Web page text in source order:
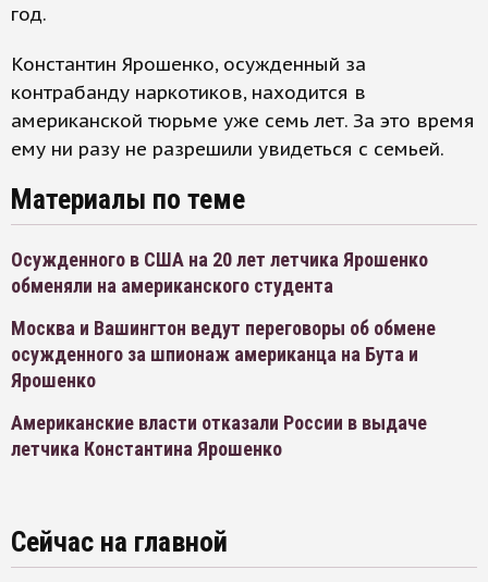
год.
Константин Ярошенко, осужденный за
контрабанду наркотиков, находится в
американской тюрьме уже семь лет. За это время
ему ни разу не разрешили увидеться с семьей.
Материалы по теме
Осужденного в США на 20 лет летчика Ярошенко
обменяли на американского студента
Москва и Вашингтон ведут переговоры об обмене
осужденного за шпионаж американца на Бута и
Ярошенко
Американские власти отказали России в выдаче
летчика Константина Ярошенко
Сейчас на главной